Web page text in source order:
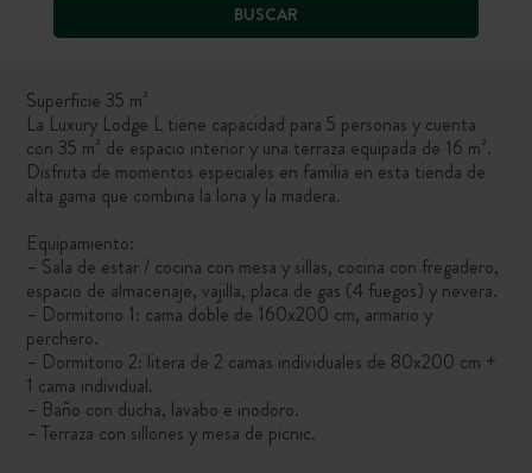
BUSCAR
Superficie 35 m²
La Luxury Lodge L tiene capacidad para 5 personas y cuenta
con 35 m² de espacio interior y una terraza equipada de 16 m².
Disfruta de momentos especiales en familia en esta tienda de
alta gama que combina la lona y la madera.
Equipamiento:
– Sala de estar / cocina con mesa y sillas, cocina con fregadero,
espacio de almacenaje, vajilla, placa de gas (4 fuegos) y nevera.
– Dormitorio 1: cama doble de 160x200 cm, armario y
perchero.
– Dormitorio 2: litera de 2 camas individuales de 80x200 cm +
1 cama individual.
– Baño con ducha, lavabo e inodoro.
– Terraza con sillones y mesa de picnic.